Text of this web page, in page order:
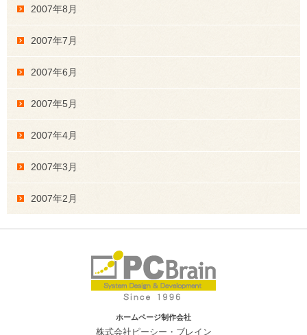
2007年8月
2007年7月
2007年6月
2007年5月
2007年4月
2007年3月
2007年2月
ホームページ制作会社
株式会社ピーシー・ブレイン